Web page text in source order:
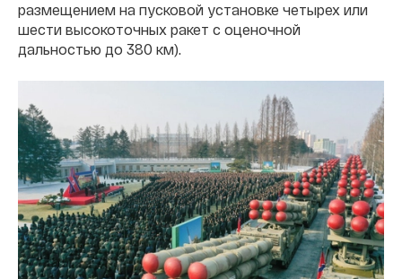
размещением на пусковой установке четырех или
шести высокоточных ракет с оценочной
дальностью до 380 км).